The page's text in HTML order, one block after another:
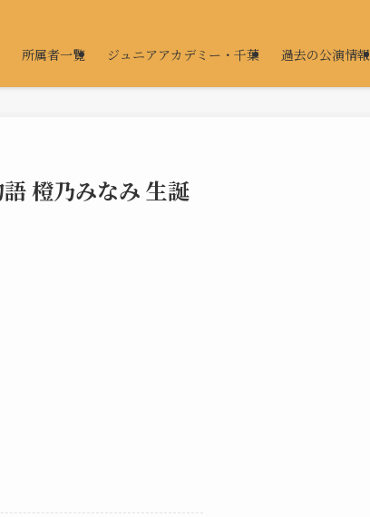
所属者一覧 ジュニアアカデミー・千葉 過去の公演情報
橙乃みなみ 生誕